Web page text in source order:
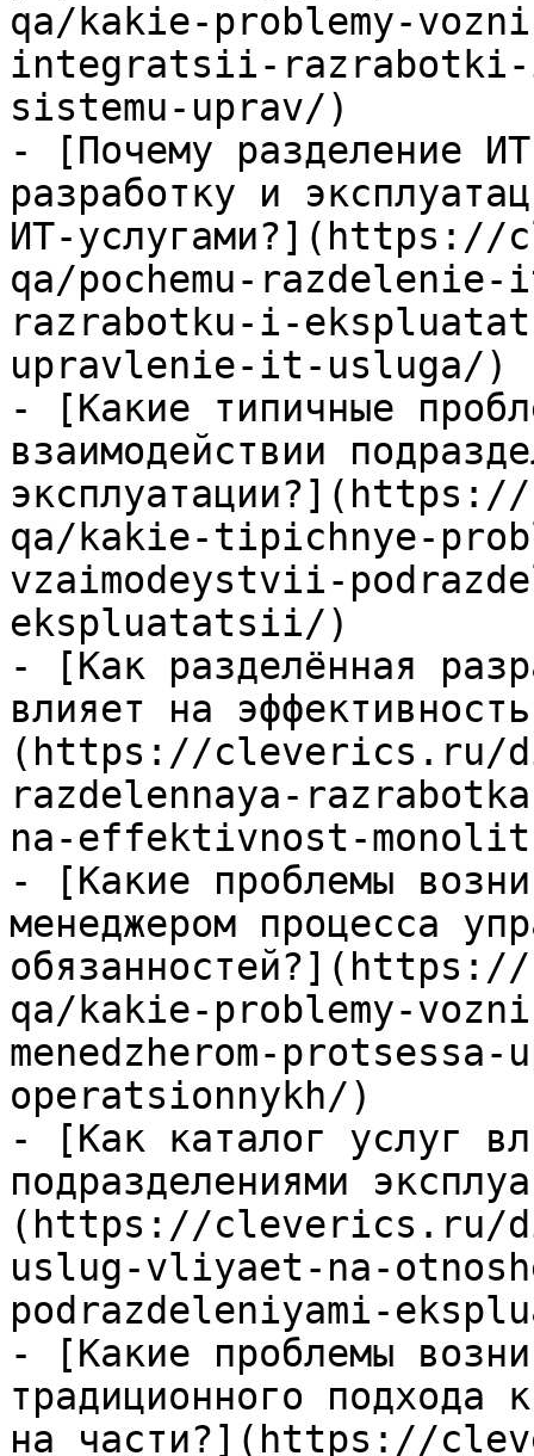
qa/kakie-problemy-
integratsii-
sistemu-uprav/)
- [Почему разделение
разработку и
ИТ-
qa/pochemu-
razrabotku-i-
upravlenie-it-usluga/)
- [Какие типичные
взаимодействии
qa/kakie-tipichnye-
vzaimodeystvii-
ekspluatatsii/)
- [Как разделённая
влияет на
(https://cleverics.ru/
razdelennaya-
na-effektivnost-
- [Какие проблемы
менеджером процесса
qa/kakie-problemy-
menedzherom-
operatsionnykh/)
- [Как каталог услуг
подразделениями
(https://cleverics.ru/
uslug-vliyaet-na-
podrazdeleniyami-
- [Какие проблемы
традиционного подхода
на части?](https://